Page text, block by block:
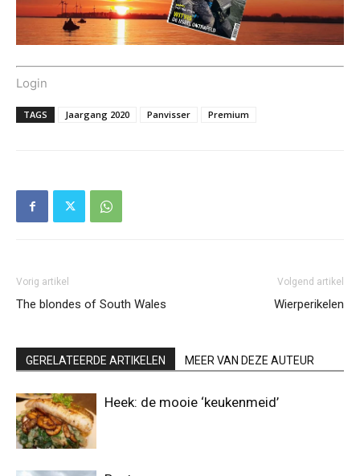
Login
TAGS Jaargang 2020 Panvisser Premium
Vorig artikel
The blondes of South Wales
Volgend artikel
Wierperikelen
GERELATEERDE ARTIKELEN MEER VAN DEZE AUTEUR
Heek: de mooie ‘keukenmeid’